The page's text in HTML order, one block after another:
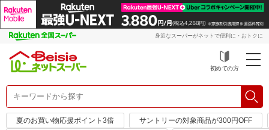
身近なスーパーがネットで便利に・おトクに
初めての方
夏のお買い物応援ポイント3倍
サントリーの対象商品が300円OFF